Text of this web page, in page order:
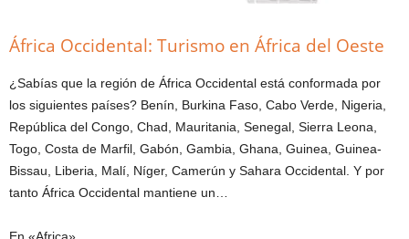
África Occidental: Turismo en África del Oeste
¿Sabías que la región de África Occidental está conformada por
los siguientes países? Benín, Burkina Faso, Cabo Verde, Nigeria,
República del Congo, Chad, Mauritania, Senegal, Sierra Leona,
Togo, Costa de Marfil, Gabón, Gambia, Ghana, Guinea, Guinea-
Bissau, Liberia, Malí, Níger, Camerún y Sahara Occidental. Y por
tanto África Occidental mantiene un…
En «Africa»